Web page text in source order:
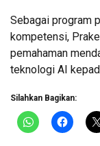
Sebagai program
kompetensi,
pemahaman
teknologi AI
Silahkan Bagikan: